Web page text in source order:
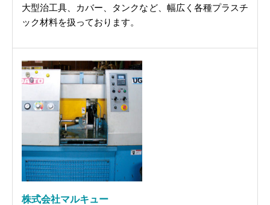
大型治工具、カバー、タンクなど、幅広く各種プラスチ
ック材料を扱っております。
株式会社マルキュー